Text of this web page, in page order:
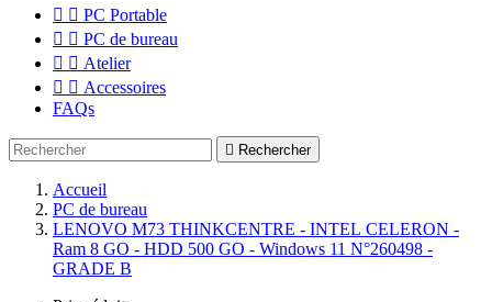
  PC Portable
  PC de bureau
  Atelier
  Accessoires
FAQs
 Rechercher
Accueil
PC de bureau
LENOVO M73 THINKCENTRE - INTEL CELERON -
Ram 8 GO - HDD 500 GO - Windows 11 N°260498 -
GRADE B